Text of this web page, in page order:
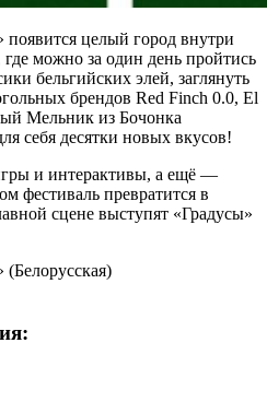
целый город внутри
можно за один день пройтись
бельгийских элей, заглянуть
брендов Red Finch 0.0, El
Мельник из Бочонка
себя десятки новых вкусов!
и интерактивы, а ещё —
фестиваль превратится в
сцене выступят «Градусы»